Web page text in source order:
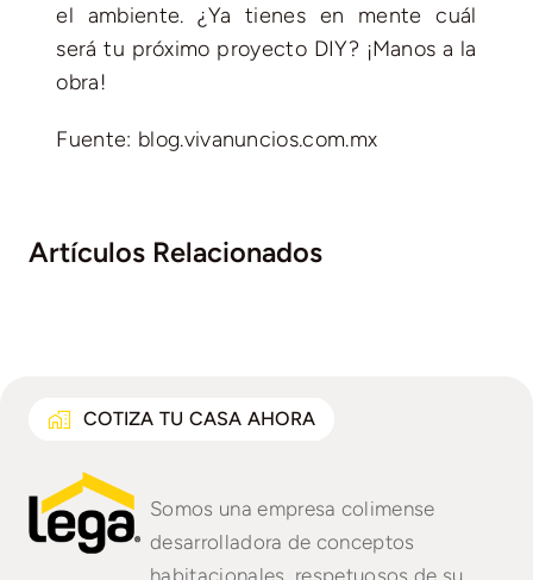
el ambiente. ¿Ya tienes en mente cuál
será tu próximo proyecto DIY? ¡Manos a la
obra!
Fuente: blog.vivanuncios.com.mx
Artículos Relacionados
COTIZA TU CASA AHORA
Somos una empresa colimense
desarrolladora de conceptos
habitacionales, respetuosos de su